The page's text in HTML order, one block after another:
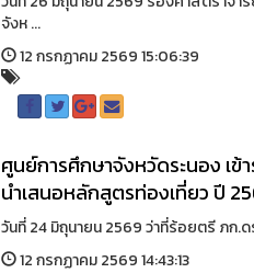
จังห ...
12 กรกฏาคม 2569 15:06:39
ศูนย์การศึกษาจังหวัดระนอง เ
นำเสนอหลักสูตรท่องเที่ยว ปี
วันที่ 24 มิถุนายน 2569 ว่าที่ร้อยตรี ภก.
12 กรกฏาคม 2569 14:43:13